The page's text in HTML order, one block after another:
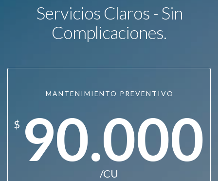
Servicios Claros - Sin
Complicaciones.
MANTENIMIENTO PREVENTIVO
$ 90.000
/CU